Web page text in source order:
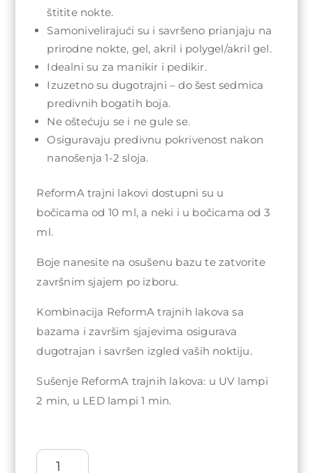
štitite nokte.
Samonivelirajući su i savršeno prianjaju na
prirodne nokte, gel, akril i polygel/akril gel.
Idealni su za manikir i pedikir.
Izuzetno su dugotrajni – do šest sedmica
predivnih bogatih boja.
Ne oštećuju se i ne gule se.
Osiguravaju predivnu pokrivenost nakon
nanošenja 1-2 sloja.
ReformA trajni lakovi dostupni su u
bočicama od 10 ml, a neki i u bočicama od 3
ml.
Boje nanesite na osušenu bazu te zatvorite
završnim sjajem po izboru.
Kombinacija ReformA trajnih lakova sa
bazama i završim sjajevima osigurava
dugotrajan i savršen izgled vaših noktiju.
Sušenje ReformA trajnih lakova: u UV lampi
2 min, u LED lampi 1 min.
ReformA